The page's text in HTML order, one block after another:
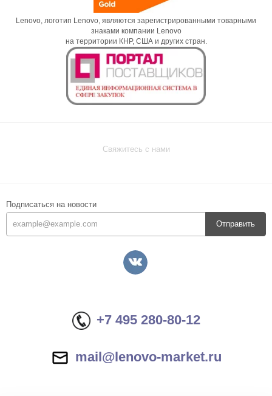
Lenovo, логотип Lenovo, являются зарегистрированными товарными
знаками компании Lenovo
на территории КНР, США и других стран.
Свяжитесь с нами
Подписаться на новости
Отправить
+7 495 280-80-12
mail@lenovo-market.ru